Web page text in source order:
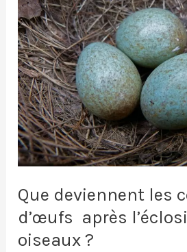
Que deviennent les
d’œufs après
oiseaux ?